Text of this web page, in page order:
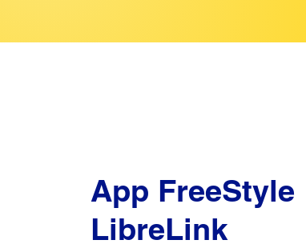
App FreeStyle
LibreLink